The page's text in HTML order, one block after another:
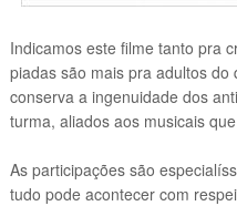
Indicamos este filme tanto pra
piadas são mais pra adultos
conserva a ingenuidade dos
turma, aliados aos musicais
As participações são
tudo pode acontecer com